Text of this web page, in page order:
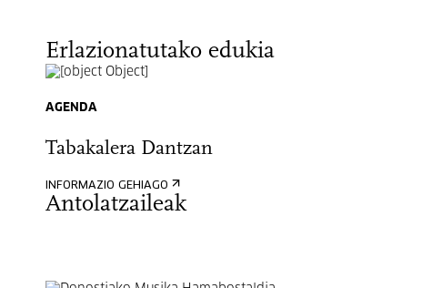
Erlazionatutako edukia
AGENDA
Tabakalera Dantzan
INFORMAZIO GEHIAGO
Antolatzaileak